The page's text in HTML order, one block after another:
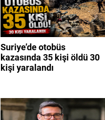
Suriye’de otobüs
kazasında 35 kişi öldü 30
kişi yaralandı